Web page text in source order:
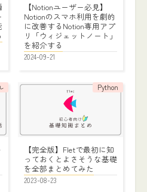
【Notionユーザー必見】
Notionのスマホ利用を劇的
に改善するNotion専用アプ
リ「ウィジェットノート」
を紹介する
2024-09-21
Python
【完全版】Fletで最初に知
っておくとよさそうな基礎
を全部まとめてみた
2023-08-23